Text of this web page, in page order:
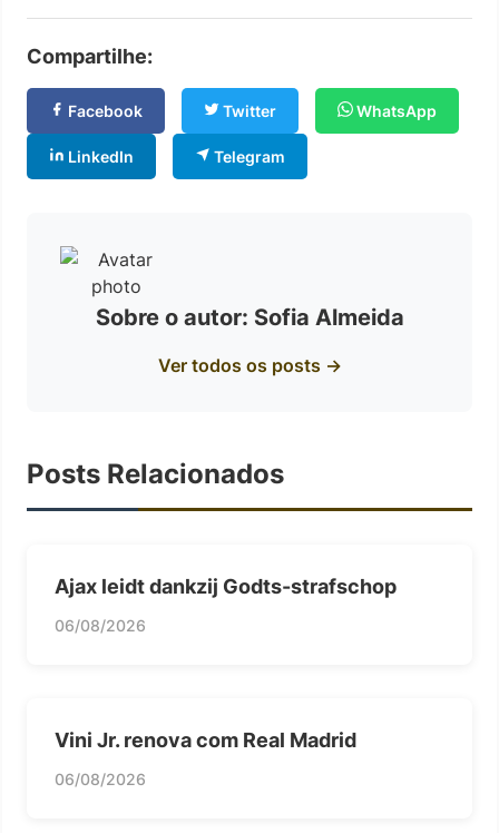
Compartilhe:
Facebook Twitter WhatsApp
LinkedIn Telegram
Sobre o autor: Sofia Almeida
Ver todos os posts →
Posts Relacionados
Ajax leidt dankzij Godts-strafschop
06/08/2026
Vini Jr. renova com Real Madrid
06/08/2026